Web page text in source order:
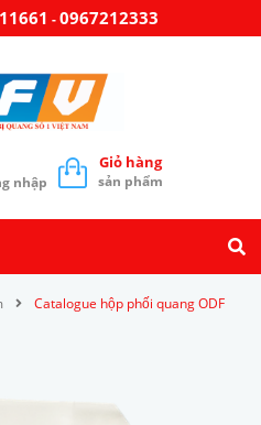
-0967212333
nhập
Giỏ hàng
sản phẩm
Catalogue hộp phối quang ODF